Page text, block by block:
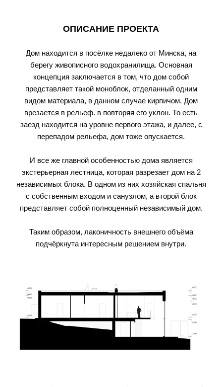
ОПИСАНИЕ ПРОЕКТА
Дом находится в посёлке недалеко от Минска, на
берегу живописного водохранилища. Основная
концепция заключается в том, что дом собой
представляет такой моноблок, отделанный одним
видом материала, в данном случае кирпичом. Дом
врезается в рельеф. в повторяя его уклон. То есть
заезд находится на уровне первого этажа, и далее, с
перепадом рельефа, дом тоже опускается.
И все же главной особенностью дома является
экстерьерная лестница, которая разрезает дом на 2
независимых блока. В одном из них хозяйская спальня
с собственным входом и санузлом, а второй блок
представляет собой полноценный независимый дом.
Таким образом, лаконичность внешнего объёма
подчёркнута интересным решением внутри.